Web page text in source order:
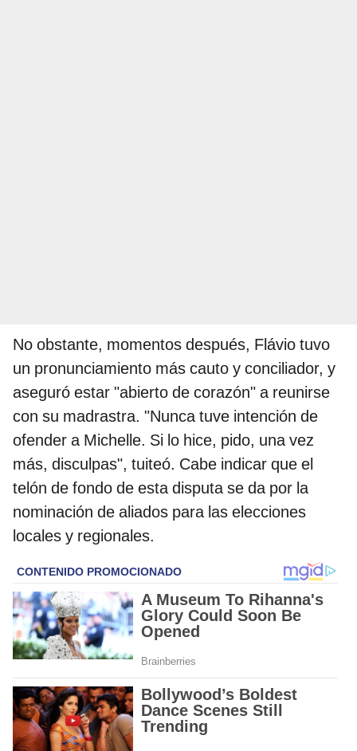
No obstante, momentos después, Flávio tuvo
un pronunciamiento más cauto y conciliador, y
aseguró estar "abierto de corazón" a reunirse
con su madrastra. "Nunca tuve intención de
ofender a Michelle. Si lo hice, pido, una vez
más, disculpas", tuiteó. Cabe indicar que el
telón de fondo de esta disputa se da por la
nominación de aliados para las elecciones
locales y regionales.